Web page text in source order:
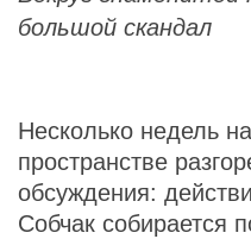
большой скандал
Несколько недель
пространстве
обсуждения:
Собчак собирается